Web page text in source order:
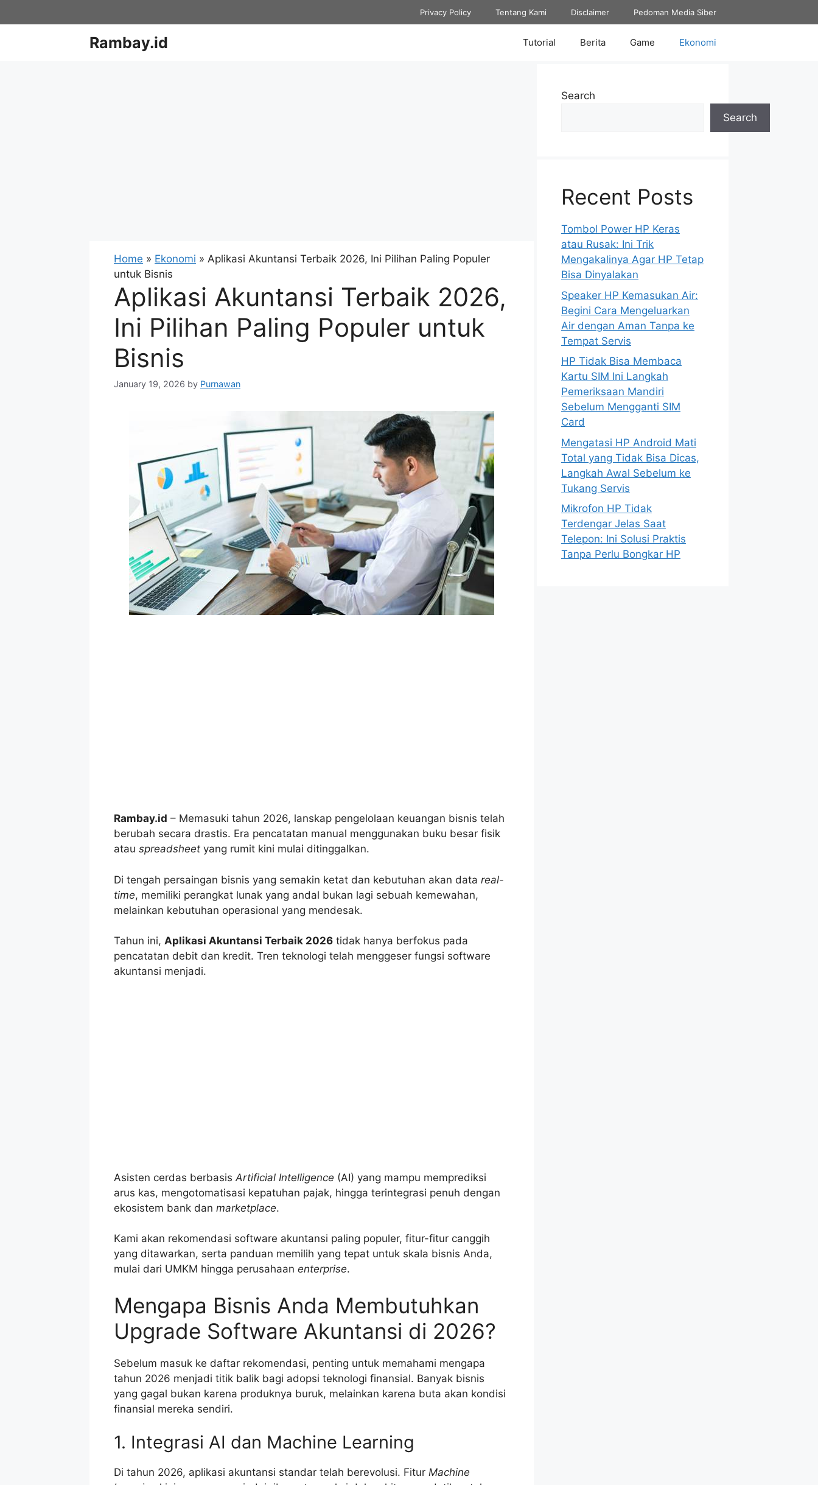
to
Privacy Policy Tentang Kami Disclaimer Pedoman Media Siber
Rambay.id Tutorial Berita Game Ekonomi
Home » Ekonomi » Aplikasi Akuntansi Terbaik 2026, Ini Pilihan Paling Populer
untuk Bisnis
Aplikasi Akuntansi Terbaik 2026,
Ini Pilihan Paling Populer untuk
Bisnis
January 19, 2026 by Purnawan
Rambay.id – Memasuki tahun 2026, lanskap pengelolaan keuangan bisnis telah
berubah secara drastis. Era pencatatan manual menggunakan buku besar fisik
atau spreadsheet yang rumit kini mulai ditinggalkan.
Di tengah persaingan bisnis yang semakin ketat dan kebutuhan akan data real-
time, memiliki perangkat lunak yang andal bukan lagi sebuah kemewahan,
melainkan kebutuhan operasional yang mendesak.
Tahun ini, Aplikasi Akuntansi Terbaik 2026 tidak hanya berfokus pada
pencatatan debit dan kredit. Tren teknologi telah menggeser fungsi software
akuntansi menjadi.
Asisten cerdas berbasis Artificial Intelligence (AI) yang mampu memprediksi
arus kas, mengotomatisasi kepatuhan pajak, hingga terintegrasi penuh dengan
ekosistem bank dan marketplace.
Kami akan rekomendasi software akuntansi paling populer, fitur-fitur canggih
yang ditawarkan, serta panduan memilih yang tepat untuk skala bisnis Anda,
mulai dari UMKM hingga perusahaan enterprise.
Mengapa Bisnis Anda Membutuhkan
Upgrade Software Akuntansi di 2026?
Sebelum masuk ke daftar rekomendasi, penting untuk memahami mengapa
tahun 2026 menjadi titik balik bagi adopsi teknologi finansial. Banyak bisnis
yang gagal bukan karena produknya buruk, melainkan karena buta akan kondisi
finansial mereka sendiri.
1. Integrasi AI dan Machine Learning
Di tahun 2026, aplikasi akuntansi standar telah berevolusi. Fitur Machine
Search
Search
Recent Posts
Tombol Power HP Keras
atau Rusak: Ini Trik
Mengakalinya Agar HP Tetap
Bisa Dinyalakan
Speaker HP Kemasukan Air:
Begini Cara Mengeluarkan
Air dengan Aman Tanpa ke
Tempat Servis
HP Tidak Bisa Membaca
Kartu SIM Ini Langkah
Pemeriksaan Mandiri
Sebelum Mengganti SIM
Card
Mengatasi HP Android Mati
Total yang Tidak Bisa Dicas,
Langkah Awal Sebelum ke
Tukang Servis
Mikrofon HP Tidak
Terdengar Jelas Saat
Telepon: Ini Solusi Praktis
Tanpa Perlu Bongkar HP